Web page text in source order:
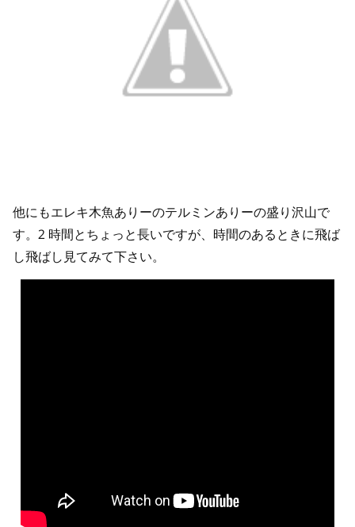
他にもエレキ木魚ありーのテルミンありーの盛り沢山で
す。2 時間とちょっと長いですが、時間のあるときに飛ば
し飛ばし見てみて下さい。